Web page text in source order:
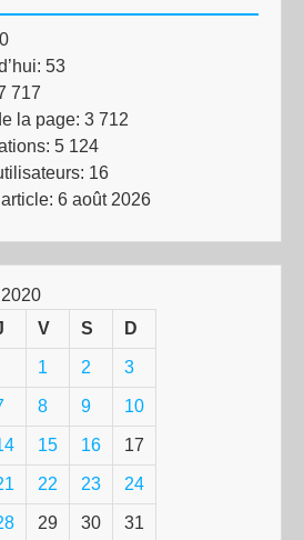
0
53
717
la page: 3 712
5 124
16
6 août 2026
V S D
1 2 3
8 9 10
15 16 17
22 23 24
29 30 31